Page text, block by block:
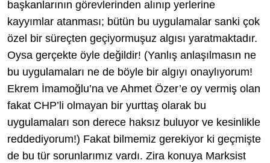
başkanlarının görevlerinden alınıp yerlerine
kayyımlar atanması; bütün bu uygulamalar sanki çok
özel bir süreçten geçiyormuşuz algısı yaratmaktadır.
Oysa gerçekte öyle değildir! (Yanlış anlaşılmasın ne
bu uygulamaları ne de böyle bir algıyı onaylıyorum!
Ekrem İmamoğlu’na ve Ahmet Özer’e oy vermiş olan
fakat CHP’li olmayan bir yurttaş olarak bu
uygulamaları son derece haksız buluyor ve kesinlikle
reddediyorum!) Fakat bilmemiz gerekiyor ki geçmişte
de bu tür sorunlarımız vardı. Zira konuya Marksist